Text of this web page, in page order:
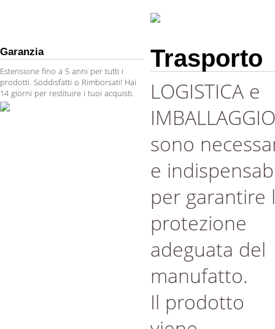
Garanzia
Estensione fino a 5 anni per tutti i
prodotti. Soddisfatti o Rimborsati! Hai
14 giorni per restituire i tuoi acquisti.
Trasporto
LOGISTICA e
IMBALLAGGIO
sono
e
per garantire
protezione
adeguata del
manufatto.
Il prodotto